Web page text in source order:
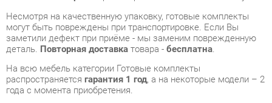
На всю мебель категории Готовые комплекты
распространяетсягарантия 1 год, а на некоторые модели – 2
года с момента приобретения.
Комплект мебели для гостиной Браво Грация 01 Белый
это качественное изделие производства
соответствующее современному государственному
стандарту.